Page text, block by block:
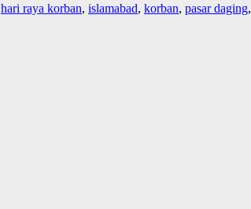
hari raya korban, islamabad, korban, pasar daging,